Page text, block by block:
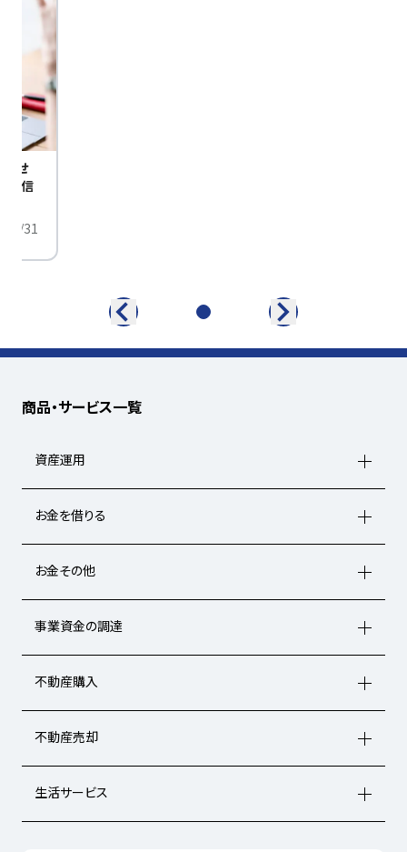
ませ
配信
31
商品・サービス一覧
資産運用
お金を借りる
お金その他
事業資金の調達
不動産購入
不動産売却
生活サービス